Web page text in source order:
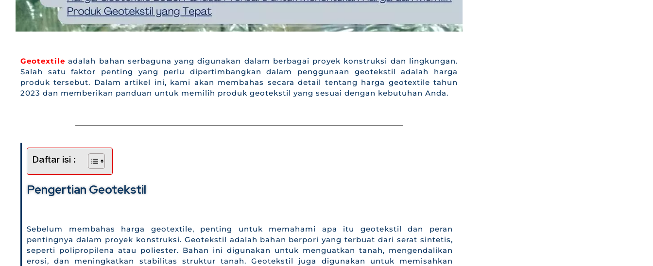
Geotextile adalah bahan serbaguna yang digunakan dalam berbagai proyek konstruksi dan lingkungan.
Salah satu faktor penting yang perlu dipertimbangkan dalam penggunaan geotekstil adalah harga
produk tersebut. Dalam artikel ini, kami akan membahas secara detail tentang harga geotextile tahun
2023 dan memberikan panduan untuk memilih produk geotekstil yang sesuai dengan kebutuhan Anda.
Daftar isi :
Pengertian Geotekstil
Sebelum membahas harga geotextile, penting untuk memahami apa itu geotekstil dan peran
pentingnya dalam proyek konstruksi. Geotekstil adalah bahan berpori yang terbuat dari serat sintetis,
seperti polipropilena atau poliester. Bahan ini digunakan untuk menguatkan tanah, mengendalikan
erosi, dan meningkatkan stabilitas struktur tanah. Geotekstil juga digunakan untuk memisahkan